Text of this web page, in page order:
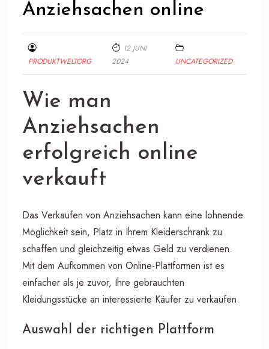
Anziehsachen online
PRODUKTWELTORG
12 JUNI
2024
UNCATEGORIZED
Wie man
Anziehsachen
erfolgreich online
verkauft
Das Verkaufen von Anziehsachen kann eine lohnende
Möglichkeit sein, Platz in Ihrem Kleiderschrank zu
schaffen und gleichzeitig etwas Geld zu verdienen.
Mit dem Aufkommen von Online-Plattformen ist es
einfacher als je zuvor, Ihre gebrauchten
Kleidungsstücke an interessierte Käufer zu verkaufen.
Auswahl der richtigen Plattform